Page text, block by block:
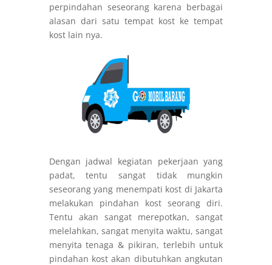
perpindahan seseorang karena berbagai
alasan dari satu tempat kost ke tempat
kost lain nya.
Dengan jadwal kegiatan pekerjaan yang
padat, tentu sangat tidak mungkin
seseorang yang menempati kost di Jakarta
melakukan pindahan kost seorang diri.
Tentu akan sangat merepotkan, sangat
melelahkan, sangat menyita waktu, sangat
menyita tenaga & pikiran, terlebih untuk
pindahan kost akan dibutuhkan angkutan